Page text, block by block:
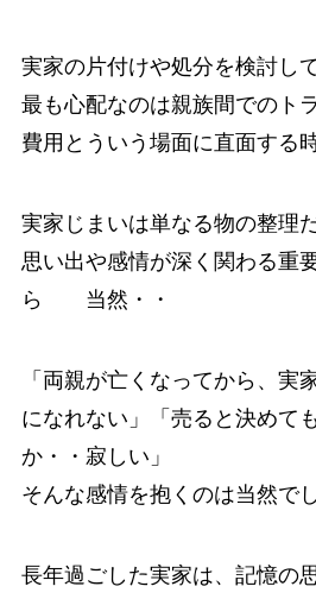
実家の片付けや処分を検討し
最も心配なのは親族間でのト
費用とういう場面に直面する
実家じまいは単なる物の整理
思い出や感情が深く関わる重
ら 当然・・
「両親が亡くなってから、実
になれない」「売ると決めて
か・・寂しい」
そんな感情を抱くのは当然で
長年過ごした実家は、記憶の